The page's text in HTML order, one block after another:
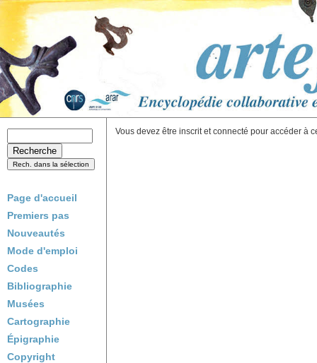
Page d'accueil
Premiers pas
Nouveautés
Mode d'emploi
Codes
Bibliographie
Musées
Cartographie
Épigraphie
Copyright
Vous devez être inscrit et connecté pour accéder à